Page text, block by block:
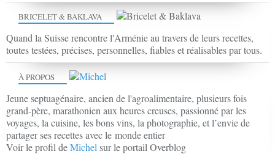
BRICELET & BAKLAVA
Quand la Suisse rencontre l'Arménie au travers de leurs recettes,
toutes testées, précises, personnelles, fiables et réalisables par tous.
À PROPOS
Jeune septuagénaire, ancien de l'agroalimentaire, plusieurs fois
grand-père, marathonien aux heures creuses, passionné par les
voyages, la cuisine, les bons vins, la photographie, et l’envie de
partager ses recettes avec le monde entier
Voir le profil deMichel sur le portail Overblog